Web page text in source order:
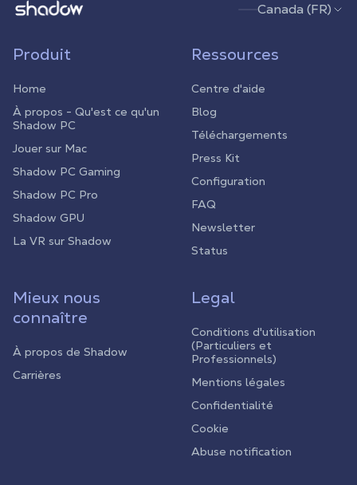
Shadow.tech Canada (FR)
Produit
Home
À propos - Qu'est ce qu'un
Shadow PC
Jouer sur Mac
Shadow PC Gaming
Shadow PC Pro
Shadow GPU
La VR sur Shadow
Ressources
Centre d'aide
Blog
Téléchargements
Press Kit
Configuration
FAQ
Newsletter
Status
Mieux nous
connaître
À propos de Shadow
Carrières
Legal
Conditions d'utilisation
(Particuliers et
Professionnels)
Mentions légales
Confidentialité
Cookie
Abuse notification